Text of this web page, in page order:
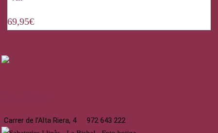
69,95€
Carrer de l’Alta Riera, 4 972 643 222